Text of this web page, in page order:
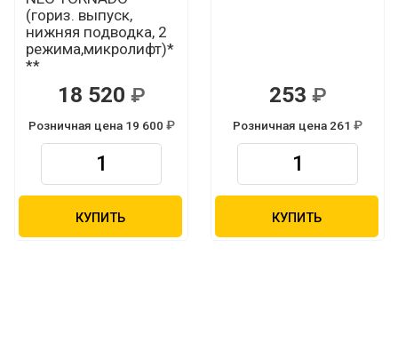
(гориз. выпуск,
нижняя подводка, 2
режима,микролифт)*
**
18 520
Розничная цена 19 600
КУПИТЬ
253
Розничная цена 261
КУПИТЬ
Р
Р Р